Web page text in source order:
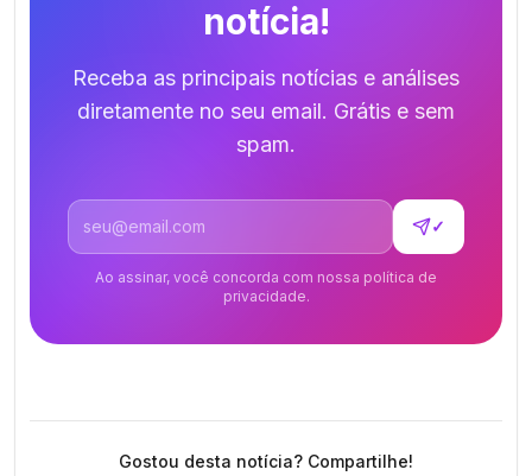
notícia!
Receba as principais notícias e análises
diretamente no seu email. Grátis e sem
spam.
Endereço de email
✓
Ao assinar, você concorda com nossa política de
privacidade.
Gostou desta notícia? Compartilhe!